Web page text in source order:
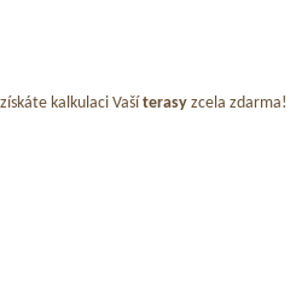
kalkulaci Vaší terasy zcela zdarma!